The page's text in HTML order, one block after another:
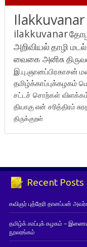
ilakkuvanar
அறிவியல்தாழி மடல்
வைகை அனிசு
இ.பு.ஞானப்பிரகாசன்
தமிழ்க்காப்புக்கழகம்
சட்டச் சொற்கள்
தியாகுஎன் சரித்திரம்
திருக்குறள்
Recent Posts
கவிஞர் புத்தேரி தானப்பன்
தமிழ்க் காப்புக் கழகம் –
நூலரங்கம்